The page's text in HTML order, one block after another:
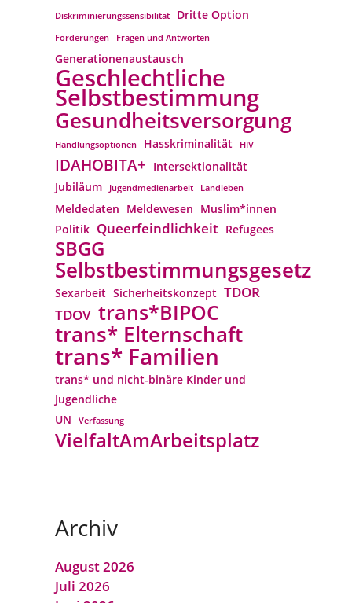
Diskriminierungssensibilität Dritte Option
Forderungen Fragen und Antworten
Generationenaustausch
Geschlechtliche
Selbstbestimmung
Gesundheitsversorgung
Handlungsoptionen Hasskriminalität HIV
IDAHOBITA+ Intersektionalität
Jubiläum
Jugendmedienarbeit Landleben
Meldedaten Meldewesen Muslim*innen
Politik Queerfeindlichkeit Refugees
SBGG
Selbstbestimmungsgesetz
Sexarbeit Sicherheitskonzept TDOR
TDOV trans*BIPOC
trans* Elternschaft
trans* Familien
trans* und nicht-binäre Kinder und
Jugendliche
UN
Verfassung
VielfaltAmArbeitsplatz
Archiv
August 2026
Juli 2026